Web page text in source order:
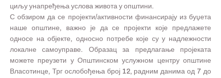
циљу унапређења услова живота у општини.
С обзиром да се пројекти/активности финансирају из буџета
наше општине, важно је да се пројекти које предлажете
односе на објекте, односно потребе које су у надлежности
локалне самоуправе. Образац за предлагање пројеката
можете преузети у Општинском услужном центру општине
Власотинце, Трг ослобођења број 12, радним данима од 7 до